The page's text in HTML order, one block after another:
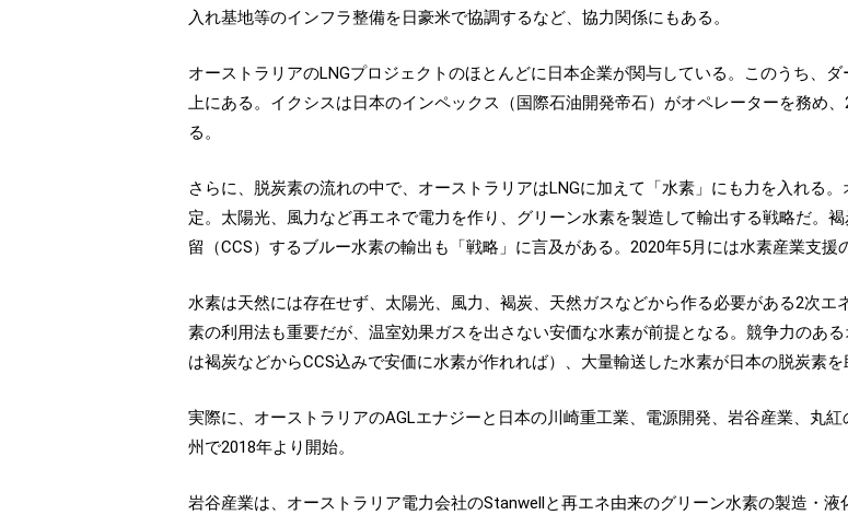
入れ基地等のインフラ整備を日豪米で協調するなど、協力関係にもある。
オーストラリアのLNGプロジェクトのほとんどに日本企業が関与している。このうち、
上にある。イクシスは日本のインペックス（国際石油開発帝石）がオペレーターを務め
る。
さらに、脱炭素の流れの中で、オーストラリアはLNGに加えて「水素」にも力を入れる
定。太陽光、風力など再エネで電力を作り、グリーン水素を製造して輸出する戦略だ。
留（CCS）するブルー水素の輸出も「戦略」に言及がある。2020年5月には水素産業支援
水素は天然には存在せず、太陽光、風力、褐炭、天然ガスなどから作る必要がある2次
素の利用法も重要だが、温室効果ガスを出さない安価な水素が前提となる。競争力のあ
は褐炭などからCCS込みで安価に水素が作れれば）、大量輸送した水素が日本の脱炭素を
実際に、オーストラリアのAGLエナジーと日本の川崎重工業、電源開発、岩谷産業、丸
州で2018年より開始。
岩谷産業は、オーストラリア電力会社のStanwellと再エネ由来のグリーン水素の製造・